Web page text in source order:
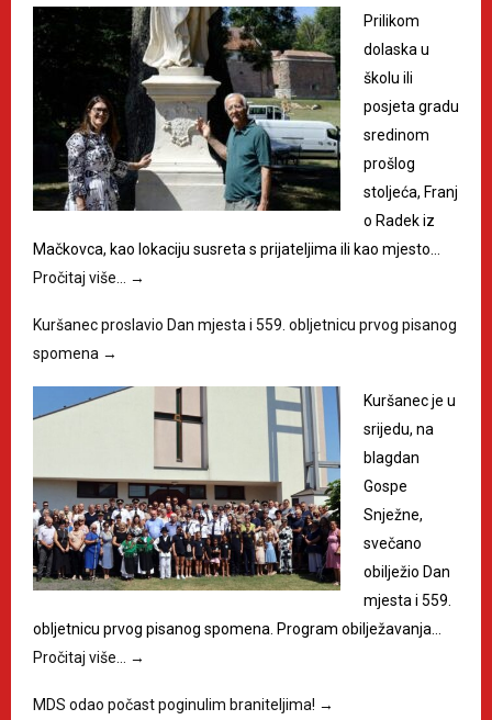
Prilikom
dolaska u
školu ili
posjeta gradu
sredinom
prošlog
stoljeća, Franj
o Radek iz
Mačkovca, kao lokaciju susreta s prijateljima ili kao mjesto…
Pročitaj više…
→
Kuršanec proslavio Dan mjesta i 559. obljetnicu prvog pisanog
spomena →
Kuršanec je u
srijedu, na
blagdan
Gospe
Snježne,
svečano
obilježio Dan
mjesta i 559.
obljetnicu prvog pisanog spomena. Program obilježavanja…
Pročitaj više…
→
MDS odao počast poginulim braniteljima! →